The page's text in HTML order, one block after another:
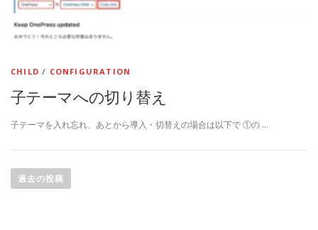
CHILD / CONFIGURATION
子テーマへの切り替え
子テーマを入れ忘れ、あとから導入・切替えの場合は以下で ①の …
稿
過去の投稿